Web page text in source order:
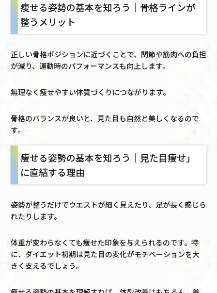
痩せる姿勢の基本を知ろう｜骨格ラインが
整うメリット
正しい骨格ポジションに近づくことで、関節や筋肉への負担
が減り、運動時のパフォーマンスも向上します。
無理なく痩せやすい体質づくりにつながります。
骨格のバランスが良いと、見た目も自然と美しくなるので
す。
痩せる姿勢の基本を知ろう｜見た目痩せ」
に直結する理由
姿勢が整うだけでウエストが細く見えたり、足が長く感じら
れたりします。
体重が変わらなくても痩せた印象を与えられるのです。特
に、ダイエット初期は見た目の変化がモチベーションを大
きく支えるでしょう。